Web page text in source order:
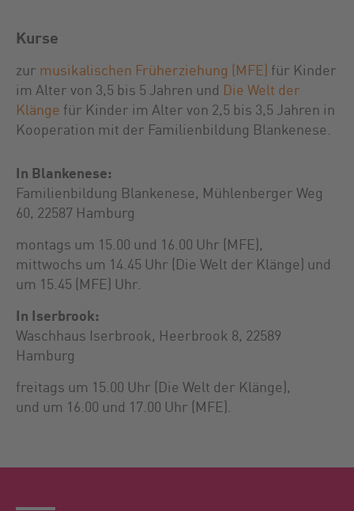
Kurse
zur musikalischen Früherziehung (MFE) für Kinder
im Alter von 3,5 bis 5 Jahren und Die Welt der
Klänge für Kinder im Alter von 2,5 bis 3,5 Jahren in
Kooperation mit der Familienbildung Blankenese.
In Blankenese:
Familienbildung Blankenese, Mühlenberger Weg
60, 22587 Hamburg
montags um 15.00 und 16.00 Uhr (MFE),
mittwochs um 14.45 Uhr (Die Welt der Klänge) und
um 15.45 (MFE) Uhr.
In Iserbrook:
Waschhaus Iserbrook, Heerbrook 8, 22589
Hamburg
freitags um 15.00 Uhr (Die Welt der Klänge),
und um 16.00 und 17.00 Uhr (MFE).